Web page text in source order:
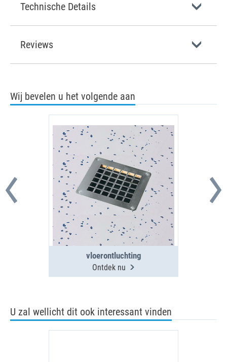
Technische Details
Reviews
Wij bevelen u het volgende aan
vloerontluchting
Ontdek nu
U zal wellicht dit ook interessant vinden